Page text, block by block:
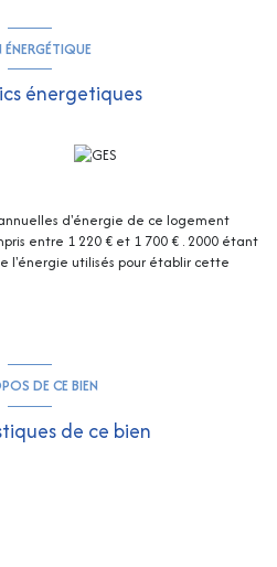
à la très belle PISCINE
depuis la terrasse de la piscine, mais
en plus une nature protégée !
georisques.gouv.fr
ÉNERGÉTIQUE
énergetiques
d'énergie de ce logement
entre 1 220 € et 1 700 € . 2000 étant
l'énergie utilisés pour établir cette
DE CE BIEN
de ce bien